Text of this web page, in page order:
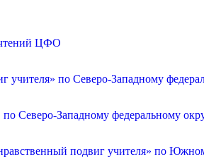
чтений ЦФО
учителя» по Северо-Западному
Северо-Западному федеральному
подвиг учителя» по